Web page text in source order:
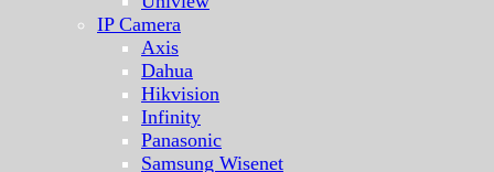
IP Camera
Axis
Dahua
Hikvision
Infinity
Panasonic
Samsung Wisenet